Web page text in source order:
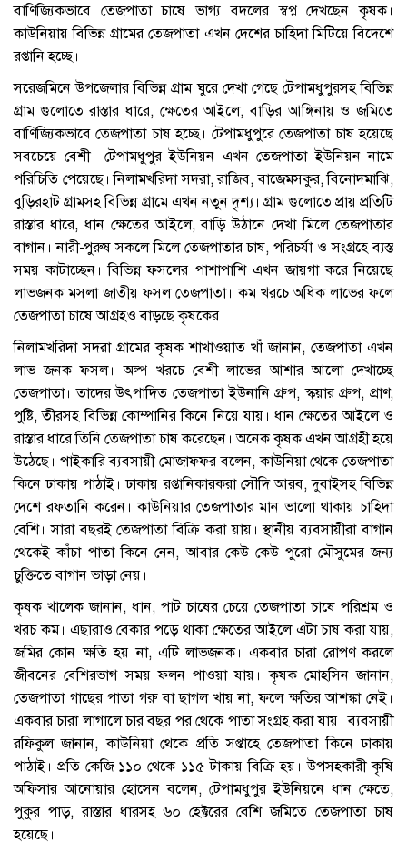
বাণিজ্যিকভাবে তেজপাতা চাষে ভাগ্য বদলের স্বপ্ন দেখছেন কৃষক।
কাউনিয়ায় বিভিন্ন গ্রামের তেজপাতা এখন দেশের চাহিদা মিটিয়ে বিদেশে
রপ্তানি হচ্ছে।
সরেজমিনে উপজেলার বিভিন্ন গ্রাম ঘুরে দেখা গেছে টেপামধুপুরসহ বিভিন্ন
গ্রাম গুলোতে রাস্তার ধারে, ক্ষেতের আইলে, বাড়ির আঙ্গিনায় ও জমিতে
বাণিজ্যিকভাবে তেজপাতা চাষ হচ্ছে। টেপামধুপুরে তেজপাতা চাষ হয়েছে
সবচেয়ে বেশী। টেপামধুপুর ইউনিয়ন এখন তেজপাতা ইউনিয়ন নামে
পরিচিতি পেয়েছে। নিলামখরিদা সদরা, রাজিব, বাজেমসকুর, বিনোদমাঝি,
বুড়িরহাট গ্রামসহ বিভিন্ন গ্রামে এখন নতুন দৃশ্য। গ্রাম গুলোতে প্রায় প্রতিটি
রাস্তার ধারে, ধান ক্ষেতের আইলে, বাড়ি উঠানে দেখা মিলে তেজপাতার
বাগান। নারী-পুরুষ সকলে মিলে তেজপাতার চাষ, পরিচর্যা ও সংগ্রহে ব্যস্ত
সময় কাটাচ্ছেন। বিভিন্ন ফসলের পাশাপাশি এখন জায়গা করে নিয়েছে
লাভজনক মসলা জাতীয় ফসল তেজপাতা। কম খরচে অধিক লাভের ফলে
তেজপাতা চাষে আগ্রহও বাড়ছে কৃষকের।
নিলামখরিদা সদরা গ্রামের কৃষক শাখাওয়াত খাঁ জানান, তেজপাতা এখন
লাভ জনক ফসল। অল্প খরচে বেশী লাভের আশার আলো দেখাচ্ছে
তেজপাতা। তাদের উৎপাদিত তেজপাতা ইউনানি গ্রুপ, স্কয়ার গ্রুপ, প্রাণ,
পুষ্টি, তীরসহ বিভিন্ন কোম্পানির কিনে নিয়ে যায়। ধান ক্ষেতের আইলে ও
রাস্তার ধারে তিনি তেজপাতা চাষ করেছেন। অনেক কৃষক এখন আগ্রহী হয়ে
উঠেছে। পাইকারি ব্যবসায়ী মোজাফফর বলেন, কাউনিয়া থেকে তেজপাতা
কিনে ঢাকায় পাঠাই। ঢাকায় রপ্তানিকারকরা সৌদি আরব, দুবাইসহ বিভিন্ন
দেশে রফতানি করেন। কাউনিয়ার তেজপাতার মান ভালো থাকায় চাহিদা
বেশি। সারা বছরই তেজপাতা বিক্রি করা য়ায়। স্থানীয় ব্যবসায়ীরা বাগান
থেকেই কাঁচা পাতা কিনে নেন, আবার কেউ কেউ পুরো মৌসুমের জন্য
চুক্তিতে বাগান ভাড়া নেয়।
কৃষক খালেক জানান, ধান, পাট চাষের চেয়ে তেজপাতা চাষে পরিশ্রম ও
খরচ কম। এছারাও বেকার পড়ে থাকা ক্ষেতের আইলে এটা চাষ করা যায়,
জমির কোন ক্ষতি হয় না, এটি লাভজনক। একবার চারা রোপণ করলে
জীবনের বেশিরভাগ সময় ফলন পাওয়া যায়। কৃষক মোহসিন জানান,
তেজপাতা গাছের পাতা গরু বা ছাগল খায় না, ফলে ক্ষতির আশঙ্কা নেই।
একবার চারা লাগালে চার বছর পর থেকে পাতা সংগ্রহ করা যায়। ব্যবসায়ী
রফিকুল জানান, কাউনিয়া থেকে প্রতি সপ্তাহে তেজপাতা কিনে ঢাকায়
পাঠাই। প্রতি কেজি ১১০ থেকে ১১৫ টাকায় বিক্রি হয়। উপসহকারী কৃষি
অফিসার আনোয়ার হোসেন বলেন, টেপামধুপুর ইউনিয়নে ধান ক্ষেতে,
পুকুর পাড়, রাস্তার ধারসহ ৬০ হেক্টরের বেশি জমিতে তেজপাতা চাষ
হয়েছে।